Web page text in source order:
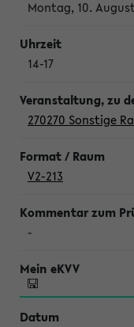
Montag, 10.
14-17
270270 Sonstige
V2-213
-